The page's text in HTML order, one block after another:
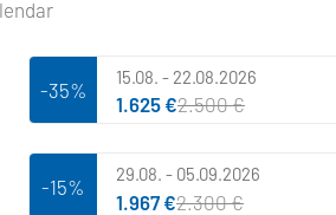
-35%
15.08. - 22.08.2026
1.625 €2.500 €
-15%
29.08. - 05.09.2026
1.967 €2.300 €